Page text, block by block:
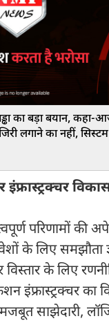
का बड़ा बयान, कहा-
लगाने का नहीं,
परिणामों की
के लिए समझौता
विस्तार के लिए
इंफ्रास्ट्रक्चर का
साझेदारी,